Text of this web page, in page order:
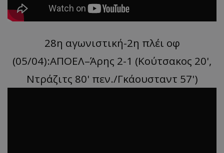
28η αγωνιστική-2η πλέι οφ
(05/04):ΑΠΟΕΛ–Άρης 2-1 (Κούτσακος 20',
Ντράζιτς 80' πεν./Γκάουσταντ 57')